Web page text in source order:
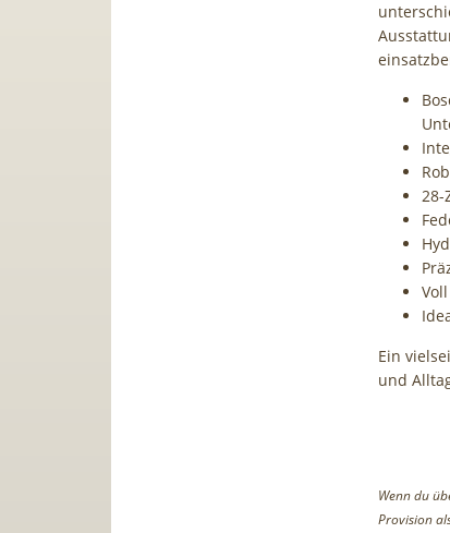
28-
Ein
und
Wenn du
Provision